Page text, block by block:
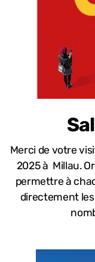
Merci de votre
2025 à Millau.
permettre à
directement